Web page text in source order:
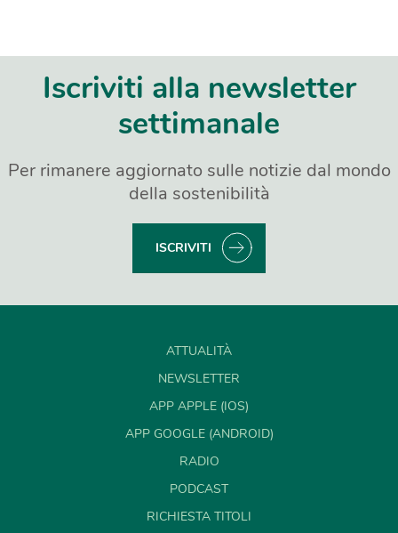
Iscriviti alla newsletter
settimanale
Per rimanere aggiornato sulle notizie dal mondo
della sostenibilità
ISCRIVITI
ATTUALITÀ
NEWSLETTER
APP APPLE (IOS)
APP GOOGLE (ANDROID)
RADIO
PODCAST
RICHIESTA TITOLI